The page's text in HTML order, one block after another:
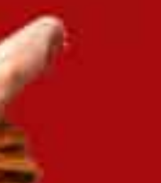
transition !